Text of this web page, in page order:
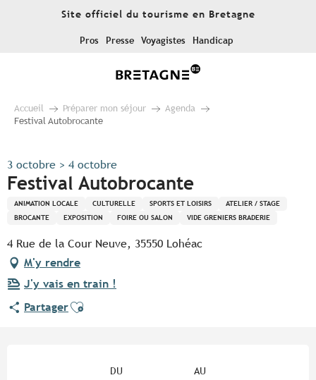
Site officiel du tourisme en Bretagne
Pros Presse Voyagistes Handicap
Accueil Préparer mon séjour
Agenda
Festival Autobrocante
3 octobre > 4 octobre
Festival Autobrocante
ANIMATION LOCALE CULTURELLE SPORTS ET LOISIRS
ATELIER / STAGE
BROCANTE
EXPOSITION FOIRE OU SALON VIDE GRENIERS BRADERIE
4 Rue de la Cour Neuve, 35550 Lohéac
M'y rendre
J'y vais en train !
PartagerAjouter aux favoris
DU AU